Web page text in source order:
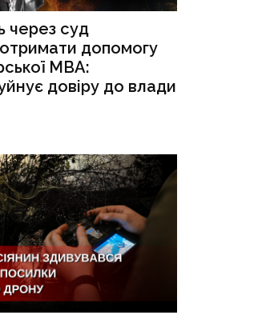
через суд
допомогу
МВА:
довіру до влади